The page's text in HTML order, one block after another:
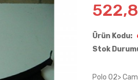
Ürün Kodu:
Stok
Polo 02>